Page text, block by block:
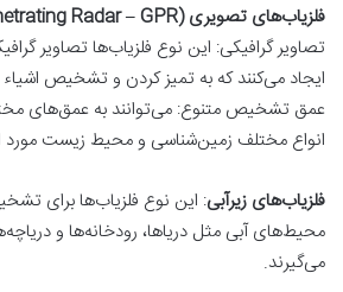
فلزیاب‌های تصویری (Ground Penetrating Radar – GPR)
تصاویر گرافیکی: این نوع فلزیاب‌ها تصاویر
ایجاد می‌کنند که به تمیز کردن و تشخیص
عمق تشخیص متنوع: می‌توانند به عمق‌های
انواع مختلف زمین‌شناسی و محیط زیست مورد
فلزیاب‌های زیرآبی: این نوع فلزیاب‌ها برای
محیط‌های آبی مثل دریاها، رودخانه‌ها و
می‌گیرند.